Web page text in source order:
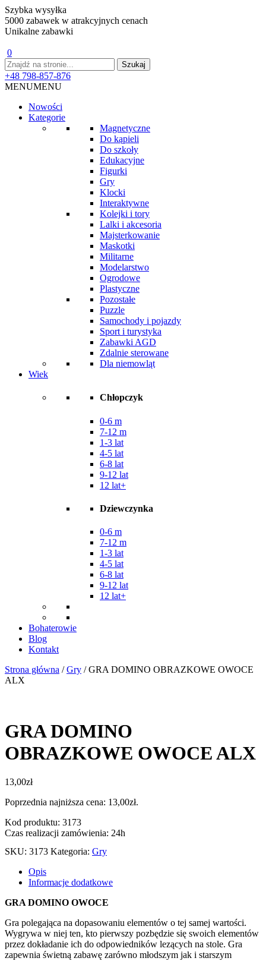
Szybka wysyłka
5000 zabawek w atrakcyjnych cenach
Unikalne zabawki
0
+48 798-857-876
MENUMENU
Nowości
Kategorie
Magnetyczne
Do kąpieli
Do szkoły
Edukacyjne
Figurki
Gry
Klocki
Interaktywne
Kolejki i tory
Lalki i akcesoria
Majsterkowanie
Maskotki
Militarne
Modelarstwo
Ogrodowe
Plastyczne
Pozostałe
Puzzle
Samochody i pojazdy
Sport i turystyka
Zabawki AGD
Zdalnie sterowane
Dla niemowląt
Wiek
Chłopczyk
0-6 m
7-12 m
1-3 lat
4-5 lat
6-8 lat
9-12 lat
12 lat+
Dziewczynka
0-6 m
7-12 m
1-3 lat
4-5 lat
6-8 lat
9-12 lat
12 lat+
Bohaterowie
Blog
Kontakt
Strona główna /Gry / GRA DOMINO OBRAZKOWE OWOCE
ALX
GRA DOMINO
OBRAZKOWE OWOCE ALX
13,00zł
Poprzednia najniższa cena: 13,00zł.
Kod produktu: 3173
Czas realizacji zamówienia: 24h
SKU: 3173 Kategoria: Gry
Opis
Informacje dodatkowe
GRA DOMINO OWOCE
Gra polegająca na dopasowaniu elementów o tej samej wartości.
Wygrywa w niej ten, kto pierwszy pozbędzie się swoich elementów
przez dokładanie ich do odpowiedników lezących na stole. Gra
zapewnia świetną zabawę zarówno młodszym jak i starszym